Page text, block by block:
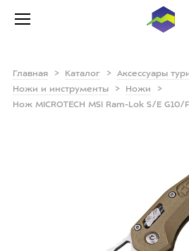
Главная Каталог
Аксессуары
Ножи и инструменты
Ножи
Нож MICROTECH MSI Ram-Lok S/E